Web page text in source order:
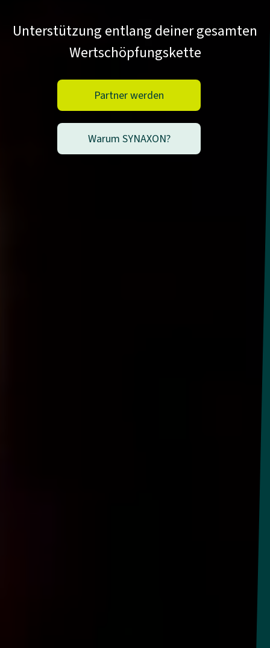
Unterstützung entlang deiner gesamten
Wertschöpfungskette
Partner werden
Warum SYNAXON?